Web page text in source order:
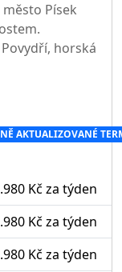
Písek
horská
AKTUALIZOVANÉ
Kč za týden
Kč za týden
Kč za týden